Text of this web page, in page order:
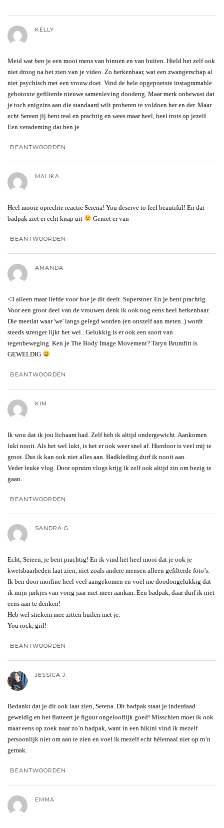
KELLY
Meid wat ben je een mooi mens van binnen en van buiten. Hield het zelf ook
niet droog na het zien van je video. Zo herkenbaar, wat een zwangerschap al
niet psychisch met een vrouw doet. Vind de hele opgepoetste instagramable
gebotoxte gefilterde nieuwe samenleving doodeng. Maar merk onbewust dat
je toch enigzins aan die standaard wilt proberen te voldoen her en der. Maar
echt Sereen jij bent real en prachtig en wees maar heel, heel trots op jezelf.
Een verademing dat ben je
BEANTWOORDEN
MALIKA
Heel mooie oprechte reactie Serena! You deserve to feel beautiful! En dat
badpak ziet er echt knap uit
Geniet er van
BEANTWOORDEN
AMANDA
<3 alleen maar liefde voor hoe je dit deelt. Superstoer. En je bent prachtig.
Voor een groot deel van de vrouwen denk ik ook nog eens heel herkenbaar.
Die meetlat waar 'we' langs gelegd worden (en onszelf aan meten..) wordt
steeds strenger lijkt het wel.. Gelukkig is er ook een soort van
tegenbeweging. Ken je The Body Image Movement? Taryn Brumfitt is
GEWELDIG
BEANTWOORDEN
KIM
Ik wou dat ik jou lichaam had. Zelf heb ik altijd ondergewicht. Aankomen
lukt nooit. Als het wel lukt, is het er ook weer snel af. Hierdoor is veel mij te
groot. Dus ik kan ook niet alles aan. Badkleding durf ik nooit aan.
Veder leuke vlog. Door opruim vlogs krijg ik zelf ook altijd zin om bezig te
gaan.
BEANTWOORDEN
SANDRA G.
Echt, Sereen, je bent prachtig! En ik vind het heel mooi dat je ook je
kwetsbaarheden laat zien, niet zoals andere mensen alleen gefilterde foto’s.
Ik ben door morfine heel veel aangekomen en voel me doodongelukkig dat
ik mijn jurkjes van vorig jaar niet meer aankan. Een badpak, daar durf ik niet
eens aan te denken!
Heb wel stiekem mee zitten huilen met je.
You rock, girl!
BEANTWOORDEN
JESSICA J.
Bedankt dat je dit ook laat zien, Serena. Dit badpak staat je inderdaad
geweldig en het flatteert je figuur ongelooflijk goed! Misschien moet ik ook
maar eens op zoek naar zo’n badpak, want in een bikini vind ik mezelf
persoonlijk niet om aan te zien en voel ik mezelf echt hélemaal niet op m’n
gemak.
BEANTWOORDEN
EMMA